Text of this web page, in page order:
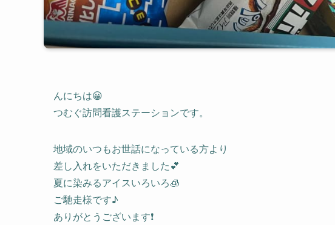
んにちは😀
つむぐ訪問看護ステーションです。
地域のいつもお世話になっている方より
差し入れをいただきました💕
夏に染みるアイスいろいろ🧊
ご馳走様です♪
ありがとうございます❗️